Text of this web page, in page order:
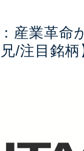
産業革命
/注目銘柄